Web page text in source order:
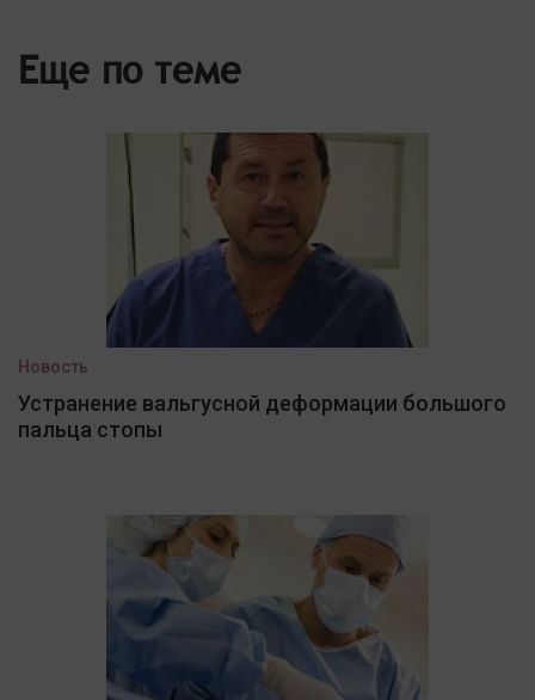
Еще по теме
Новость
Устранение вальгусной деформации большого
пальца стопы